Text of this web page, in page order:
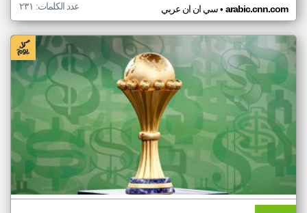
سي ان ان عربي• arabic.cnn.com عدد الكلمات: ٢٣١